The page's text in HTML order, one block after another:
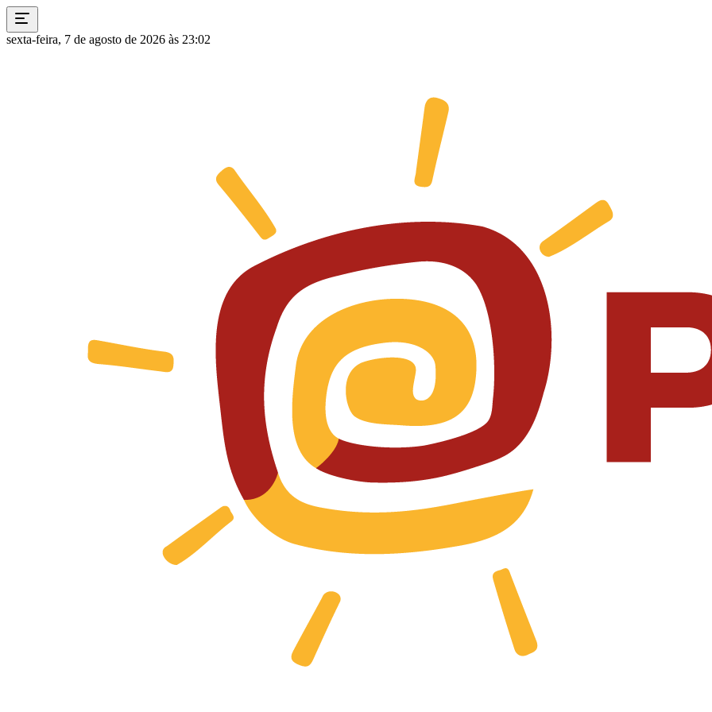
sexta-feira, 7 de agosto de 2026 às 23:02